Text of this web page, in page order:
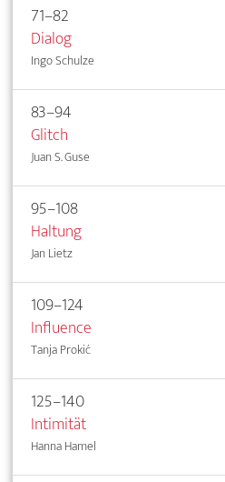
71–82
Dialog
Ingo Schulze
83–94
Glitch
Juan S. Guse
95–108
Haltung
Jan Lietz
109–124
Influence
Tanja Prokić
125–140
Intimität
Hanna Hamel